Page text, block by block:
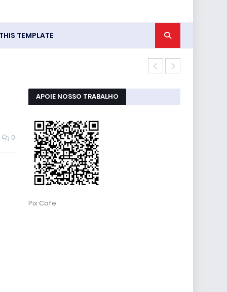
TEMPLATE
0
APOIE NOSSO TRABALHO
Pix Cafe